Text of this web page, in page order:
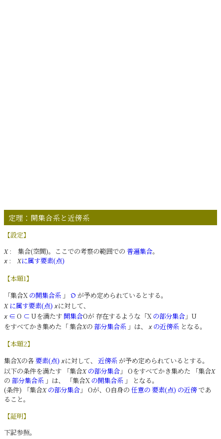
定理：開集合系と近傍系
【設定】
X: 集合(空間)。ここでの考察の範囲での 普遍集合。
𝑥 : Xに属す要素(点)
【本題1】
「集合X の開集合系 」 𝔒 が予め定められているとする。
X に属す要素(点) 𝑥に対して、
𝑥 ∈ O ⊂ Uを満たす 開集合 Oが 存在するような「X の部分集合 」U
をすべてかき集めた「 集合Xの 部分集合系 」は、 𝑥 の近傍系 となる。
【本題2】
集合Xの各要素(点) 𝑥に対して、 近傍系が予め定められているとする。
以下の条件を満たす 「集合X の部分集合 」 Oをすべてかき集めた 「集合X
の 部分集合系 」は、 「集合X の開集合系
」 となる。
(条件) 「集合X の部分集合 」 Oが、O自身の 任意の 要素(点) の近傍
ること。
【証明】
下記参照。